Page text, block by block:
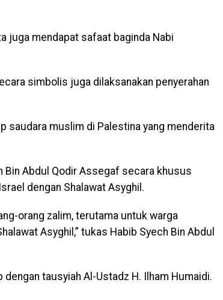
juga mendapat safaat baginda Nabi
simbolis juga dilaksanakan penyerahan
saudara muslim di Palestina yang menderita
Bin Abdul Qodir Assegaf secara khusus
dengan Shalawat Asyghil.
orang zalim, terutama untuk warga
Asyghil,” tukas Habib Syech Bin Abdul
tausyiah Al-Ustadz H. Ilham Humaidi.